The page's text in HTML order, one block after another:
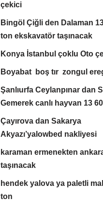
çekici
Bingöl Çiğli den Dalaman
ton ekskavatör taşınacak
Konya İstanbul çoklu Oto
Boyabat boş tır zongul
Şanlıurfa Ceylanpınar dan
Gemerek canlı hayvan 13 60
Çayırova dan Sakarya
Akyazı’yalowbed nakliyesi
karaman ermenekten
taşınacak
hendek yalova ya paletli
ton